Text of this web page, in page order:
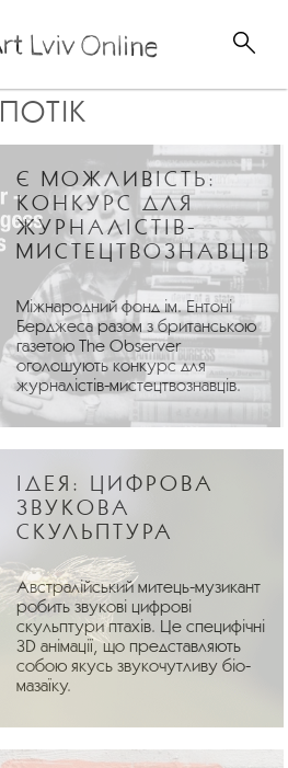
ПОТІК
Є МОЖЛИВІСТЬ:
КОНКУРС ДЛЯ
ЖУРНАЛІСТІВ-
МИСТЕЦТВОЗНАВЦІВ
Міжнародний фонд ім. Ентоні
Берджеса разом з британською
газетою The Observer
оголошують конкурс для
журналістів-мистецтвознавців.
ІДЕЯ: ЦИФРОВА
ЗВУКОВА
СКУЛЬПТУРА
Австралійський митець-музикант
робить звукові цифрові
скульптури птахів. Це специфічні
3D анімації, що представляють
собою якусь звукочутливу біо-
мазаїку.